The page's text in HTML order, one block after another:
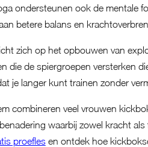
ondersteunen ook de mentale
betere balans en
zich op het opbouwen van
die de spiergroepen versterken
je langer kunt trainen zonder
combineren veel vrouwen
waarbij zowel kracht
proeflesen ontdek hoe